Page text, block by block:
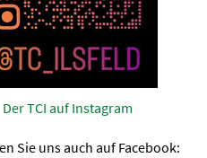
Der TCI auf Instagram
Sie uns auch auf Facebook: